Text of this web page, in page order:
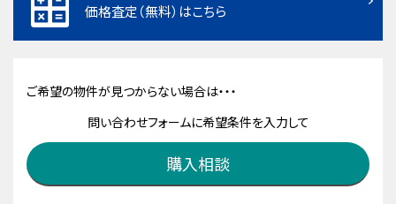
価格査定（無料）はこちら
ご希望の物件が見つからない場合は・・・
問い合わせフォームに希望条件を入力して
購入相談